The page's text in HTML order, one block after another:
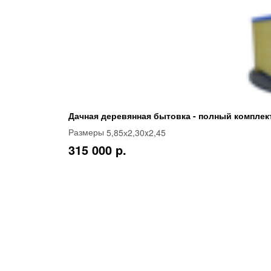
Дачная деревянная бытовка - полный
Размеры 5,85х2,30x2,45
315 000 p.